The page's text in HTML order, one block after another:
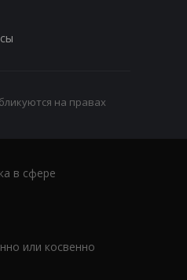
на правах
в сфере
или косвенно